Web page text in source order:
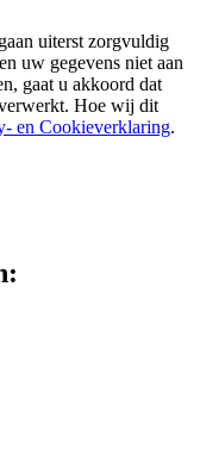
uiterst zorgvuldig
uw gegevens niet aan
gaat u akkoord dat
Hoe wij dit
en Cookieverklaring.